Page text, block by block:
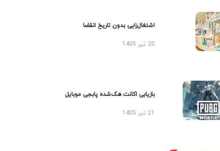
اشتغال‌زایی بدون تاریخ انقضا
20 تیر 1405
بازیابی اکانت هک‌شده پابجی موبایل